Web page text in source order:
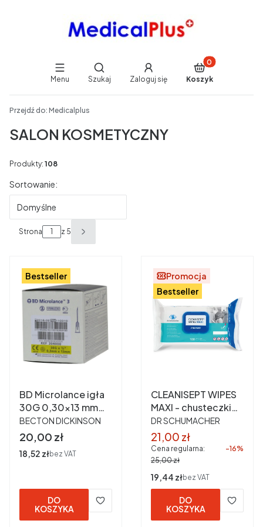
Menu
Otwórz wyszukiwarkę
Szukaj Zaloguj się
Produkty w
Koszyk
Przejdź do: Medicalplus
SALON KOSMETYCZNY
Produkty: 108
Lista produktów
Sortowanie:
Domyślne
Strona z 5 Następne produkty
Bestseller
BD Microlance igła
30G 0,30x13 mm
ref 304000 a 100
szt - mezoterapia,
lipoliza
PRODUCENT
BECTON DICKINSON
Cena
20,00 zł
Cena
18,52 złbez VAT
DO
KOSZYKA
Promocja
Bestseller
CLEANISEPT WIPES
MAXI - chusteczki
do dezynfekcji
bezalkoholowe a
100 szt SPORY
PRODUCENT
DR SCHUMACHER
Cena promocyjna
21,00 zł
Cena regularna:
25,00 zł
-16%
Cena
19,44 złbez VAT
DO
KOSZYKA